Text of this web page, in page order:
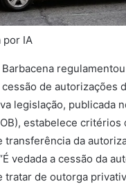
por IA
de autorizações
legislação, publicada
estabelece critérios
transferência da
vedada a cessão da
tratar de outorga